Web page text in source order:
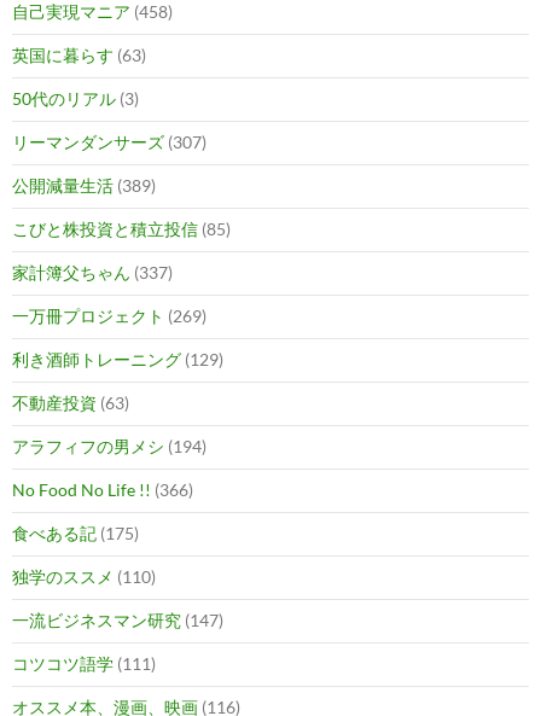
自己実現マニア (458)
英国に暮らす (63)
50代のリアル (3)
リーマンダンサーズ (307)
公開減量生活 (389)
こびと株投資と積立投信 (85)
家計簿父ちゃん (337)
一万冊プロジェクト (269)
利き酒師トレーニング (129)
不動産投資 (63)
アラフィフの男メシ (194)
No Food No Life !! (366)
食べある記 (175)
独学のススメ (110)
一流ビジネスマン研究 (147)
コツコツ語学 (111)
オススメ本、漫画、映画 (116)